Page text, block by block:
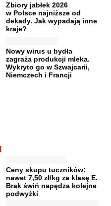
Zbiory jabłek 2026
w Polsce najniższe od
dekady. Jak wypadają inne
kraje?
Nowy wirus u bydła
zagraża produkcji mleka.
Wykryto go w Szwajcarii,
Niemczech i Francji
Ceny skupu tuczników:
nawet 7,50 zł/kg za klasę E.
Brak świń napędza kolejne
podwyżki